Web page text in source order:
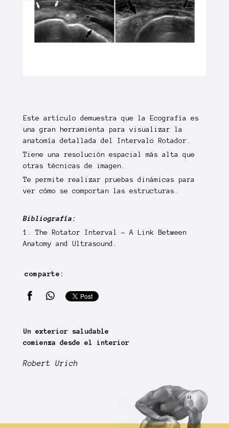
Este artículo demuestra que la Ecografía es
una gran herramienta para visualizar la
anatomía detallada del Intervalo Rotador
Tiene una resolución espacial
más alta que
otras técnicas de imagen.
Te permite realizar pruebas dinámicas
para
ver cómo se comportan las estructuras.
Bibliografía:
1. The Rotator Interval - A Link Between
Anatomy and Ultrasound.
comparte:
Un exterior saludable
comienza desde el interior
Robert Urich